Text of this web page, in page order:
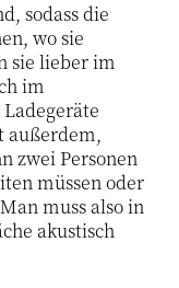
sodass die
wo sie
sie lieber im
im
außerdem,
zwei Personen
müssen oder
muss also in
akustisch